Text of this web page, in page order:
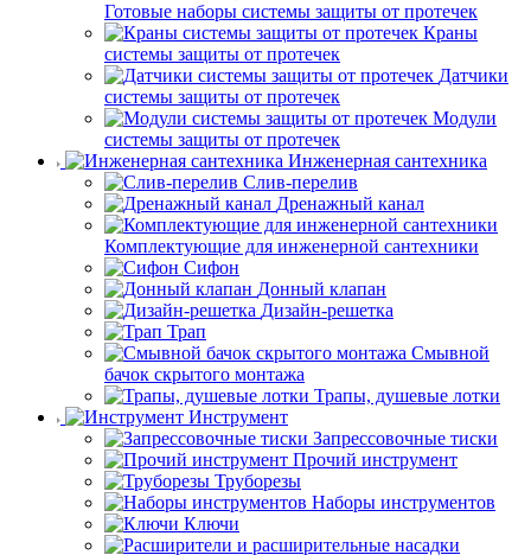
Готовые наборы системы защиты от протечек
Краны
системы защиты от протечек
Датчики
системы защиты от протечек
Модули
системы защиты от протечек
Инженерная сантехника
Слив-перелив
Дренажный канал
Комплектующие для инженерной сантехники
Сифон
Донный клапан
Дизайн-решетка
Трап
Смывной
бачок скрытого монтажа
Трапы, душевые лотки
Инструмент
Запрессовочные тиски
Прочий инструмент
Труборезы
Наборы инструментов
Ключи